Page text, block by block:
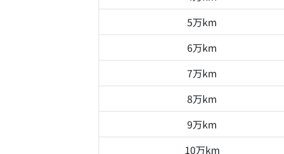
5万km
6万km
7万km
8万km
9万km
10万km